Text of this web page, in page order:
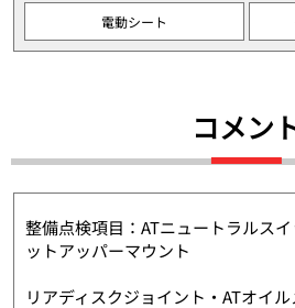
電動シート
コメン
整備点検項目：ATニュートラルス
ットアッパーマウント
リアディスクジョイント・ATオイ